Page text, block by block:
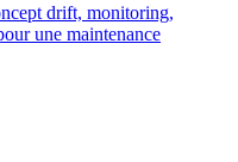
drift, monitoring,
une maintenance